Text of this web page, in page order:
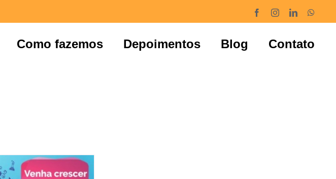
FacebookInstagramLinkedIn
Como fazemos Depoimentos Blog Contato